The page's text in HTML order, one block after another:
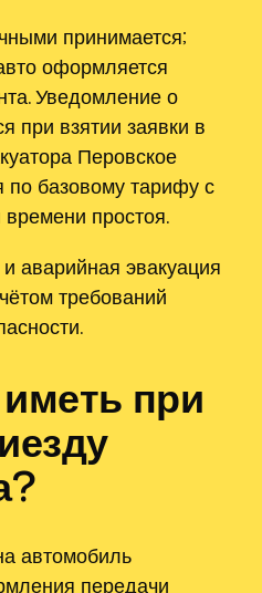
принимается;
оформляется
Уведомление о
при взятии заявки в
Перовское
по базовому тарифу с
простоя.
аварийная эвакуация
требований
при
автомобиль
передачи